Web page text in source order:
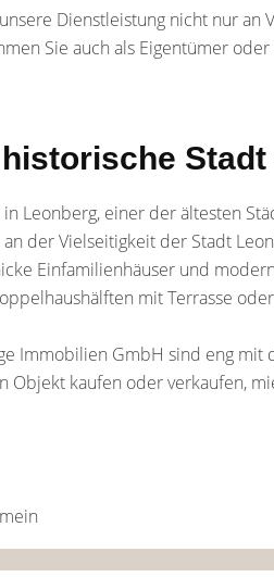
Dienstleistung nicht nur
Sie auch als Eigentümer
Leonberg, einer der ältesten
an der Vielseitigkeit der Stadt
Einfamilienhäuser und
mit Terrasse
Immobilien GmbH sind eng
Objekt kaufen oder verkaufen,